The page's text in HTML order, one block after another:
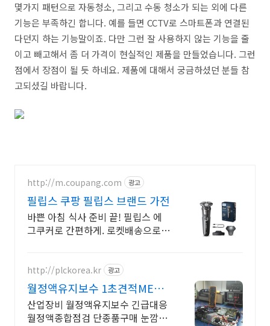
몇가지 패턴으로 자동청소, 그리고 수동 청소가 되는 외에 다른
기능은 부족하긴 합니다. 예를 들면 CCTV로 스마트폰과 연결된
다던지 하는 기능말이죠. 다만 그런 잘 사용하지 않는 기능을 줄
이고 빼고해서 좀 더 가격이 현실적인 제품을 만들었습니다. 그런
점에서 장점이 될 듯 하네요. 제품에 대해서 궁금하셨던 분들 참
고되셨길 바랍니다.
http://m.coupang.com 광고
필립스 쿠팡 필립스 브랜드 가전
바쁜 아침 식사 준비 끝! 필립스 에
그쿠커로 간편하게. 로켓배송으로
함을 경험하세요.
http://plckorea.kr 광고
월정액유지보수 1초견적MET
산업자동화 장비판매수리보수
산업장비 월정액유지보수 긴급대응
월정액종합점검 단종품구매 눈깜짝